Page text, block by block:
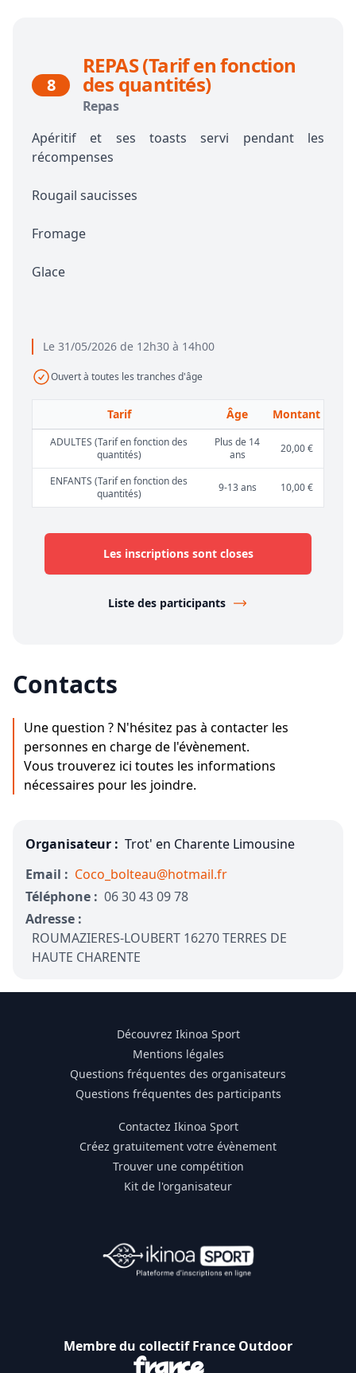
Le 31/05/2026 de 12h30 à 14h00
Ouvert à toutes les tranches d'âge
8
REPAS (Tarif en fonction
des quantités)
Repas
Apéritif et ses toasts servi pendant les
récompenses
Rougail saucisses
Fromage
Glace
Tarif Âge Montant
ADULTES (Tarif en fonction des
quantités)
Plus de 14
ans
20,00 €
ENFANTS (Tarif en fonction des
quantités)
9-13 ans 10,00 €
Les inscriptions sont closes
Liste des participants
Contacts
Une question ? N'hésitez pas à contacter les
personnes en charge de l'évènement.
Vous trouverez ici toutes les informations
nécessaires pour les joindre.
Organisateur : Trot' en Charente Limousine
Email : Coco_bolteau@hotmail.fr
Téléphone : 06 30 43 09 78
Adresse :
ROUMAZIERES-LOUBERT 16270 TERRES DE
HAUTE CHARENTE
Découvrez Ikinoa Sport
Mentions légales
Questions fréquentes des organisateurs
Questions fréquentes des participants
Contactez Ikinoa Sport
Créez gratuitement votre évènement
Trouver une compétition
Kit de l'organisateur
Membre du collectif France Outdoor